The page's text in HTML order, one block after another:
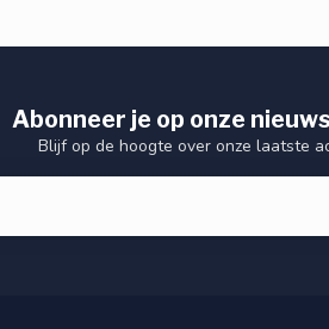
Abonneer je op onze
Blijf op de hoogte over onze laatste